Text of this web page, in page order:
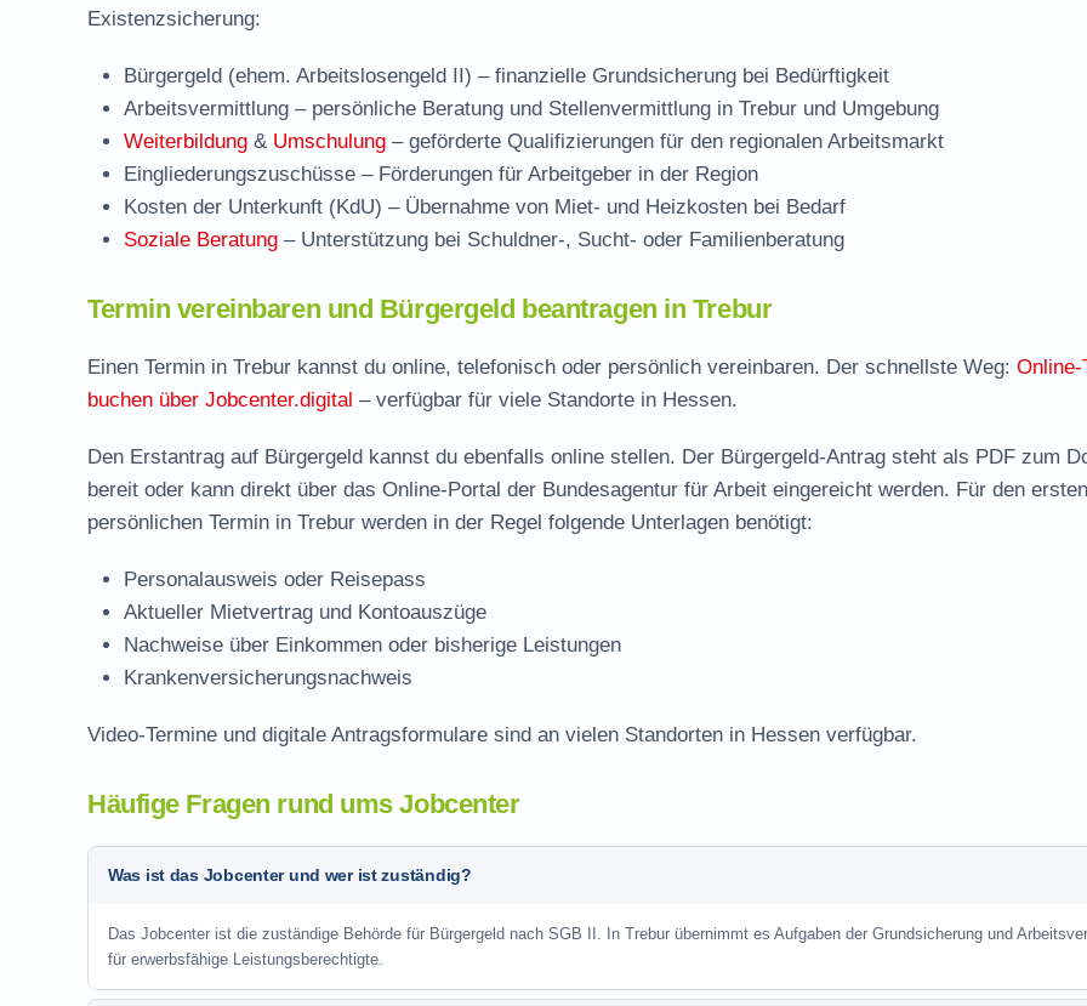
Existenzsicherung:
Bürgergeld (ehem. Arbeitslosengeld II) – finanzielle Grundsicherung bei Bedürftigkeit
Arbeitsvermittlung – persönliche Beratung und Stellenvermittlung in Trebur und Umgebung
Weiterbildung & Umschulung – geförderte Qualifizierungen für den regionalen Arbeitsmarkt
Eingliederungszuschüsse – Förderungen für Arbeitgeber in der Region
Kosten der Unterkunft (KdU) – Übernahme von Miet- und Heizkosten bei Bedarf
Soziale Beratung – Unterstützung bei Schuldner-, Sucht- oder Familienberatung
Termin vereinbaren und Bürgergeld beantragen in Trebur
Einen Termin in Trebur kannst du online, telefonisch oder persönlich vereinbaren. Der schnellste Weg: Online-
buchen über Jobcenter.digital – verfügbar für viele Standorte in Hessen.
Den Erstantrag auf Bürgergeld kannst du ebenfalls online stellen. Der Bürgergeld-Antrag steht als PDF zum
bereit oder kann direkt über das Online-Portal der Bundesagentur für Arbeit eingereicht werden. Für den ersten
persönlichen Termin in Trebur werden in der Regel folgende Unterlagen benötigt:
Personalausweis oder Reisepass
Aktueller Mietvertrag und Kontoauszüge
Nachweise über Einkommen oder bisherige Leistungen
Krankenversicherungsnachweis
Video-Termine und digitale Antragsformulare sind an vielen Standorten in Hessen verfügbar.
Häufige Fragen rund ums Jobcenter
Was ist das Jobcenter und wer ist zuständig?
Das Jobcenter ist die zuständige Behörde für Bürgergeld nach SGB II. In Trebur übernimmt es Aufgaben der Grundsicherung und
für erwerbsfähige Leistungsberechtigte.